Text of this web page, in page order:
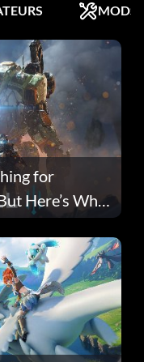
MODS
for
Here’s Why